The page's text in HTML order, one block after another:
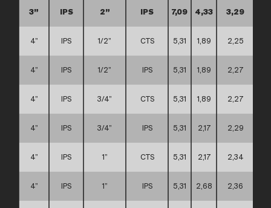
3” IPS 2” IPS 7,09 4,33 3,29
4” IPS 1/2” CTS 5,31 1,89 2,25
4” IPS 1/2” IPS 5,31 1,89 2,27
4” IPS 3/4” CTS 5,31 1,89 2,27
4” IPS 3/4” IPS 5,31 2,17 2,29
4” IPS 1” CTS 5,31 2,17 2,34
4” IPS 1” IPS 5,31 2,68 2,36